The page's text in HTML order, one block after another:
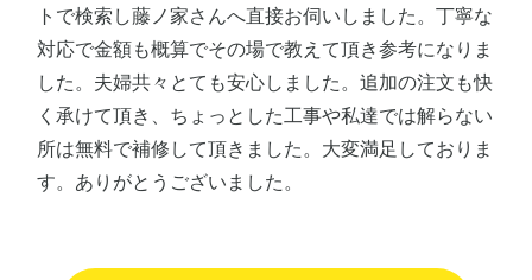
トで検索し藤ノ家さんへ直接お伺いしました。丁寧な
対応で金額も概算でその場で教えて頂き参考になりま
した。夫婦共々とても安心しました。追加の注文も快
く承けて頂き、ちょっとした工事や私達では解らない
所は無料で補修して頂きました。大変満足しておりま
す。ありがとうございました。